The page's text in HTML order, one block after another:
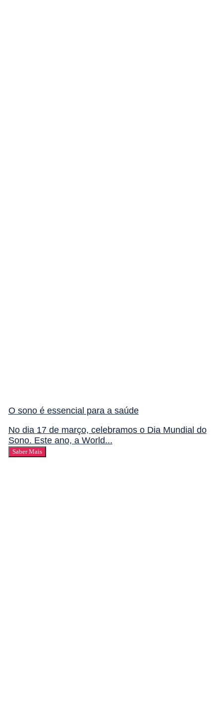
O sono é essencial para a saúde
No dia 17 de março, celebramos o Dia Mundial do
Sono. Este ano, a World...
Saber Mais